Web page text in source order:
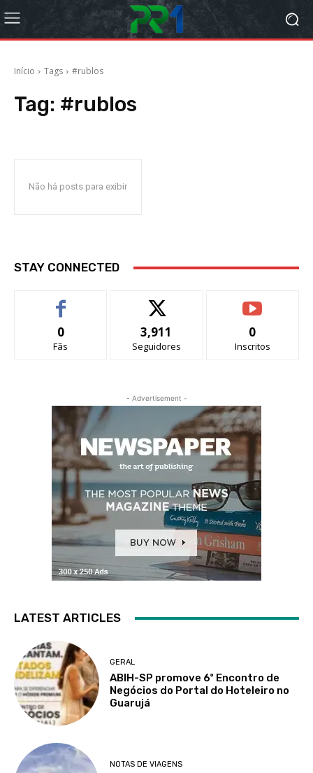
Início Tags #rublos
Tag: #rublos
Não há posts para exibir
STAY CONNECTED
0
Fãs
3,911
Seguidores
0
Inscritos
- Advertisement -
LATEST ARTICLES
GERAL
ABIH-SP promove 6º Encontro de
Negócios do Portal do Hoteleiro no
Guarujá
NOTAS DE VIAGENS